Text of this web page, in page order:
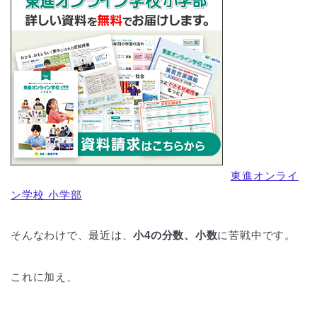
東進オンライ
ン学校 小学部
そんなわけで、最近は、小4の分数、小数に苦戦中です。
これに加え、